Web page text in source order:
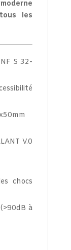
les
S 32-
V.0
chocs
à